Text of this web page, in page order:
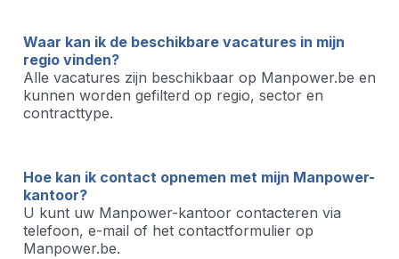
Waar kan ik de beschikbare vacatures in mijn
regio vinden?
Alle vacatures zijn beschikbaar op Manpower.be en
kunnen worden gefilterd op regio, sector en
contracttype.
Hoe kan ik contact opnemen met mijn Manpower-
kantoor?
U kunt uw Manpower-kantoor contacteren via
telefoon, e-mail of het contactformulier op
Manpower.be.